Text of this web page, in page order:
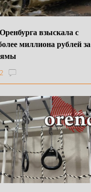
взыскала с
миллиона рублей за
ямы